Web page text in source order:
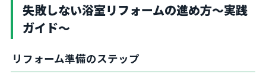
失敗しない浴室リフォームの進め方～実践
ガイド～
リフォーム準備のステップ